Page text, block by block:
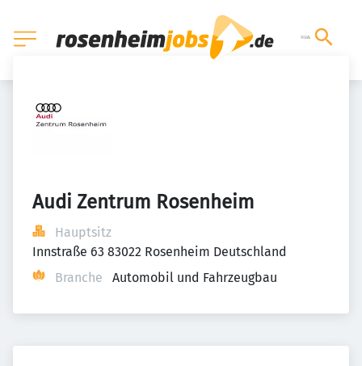
Audi Zentrum Rosenheim
Hauptsitz
Innstraße 63 83022 Rosenheim Deutschland
Branche
Automobil und Fahrzeugbau